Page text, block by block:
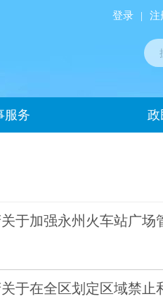
登录 | 注
服务 政
于加强永州火车站广场
于在全区划定区域禁止